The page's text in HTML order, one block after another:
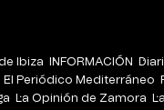
Ibiza INFORMACIÓN
El Periódico Mediterráneo
La Opinión de Zamora